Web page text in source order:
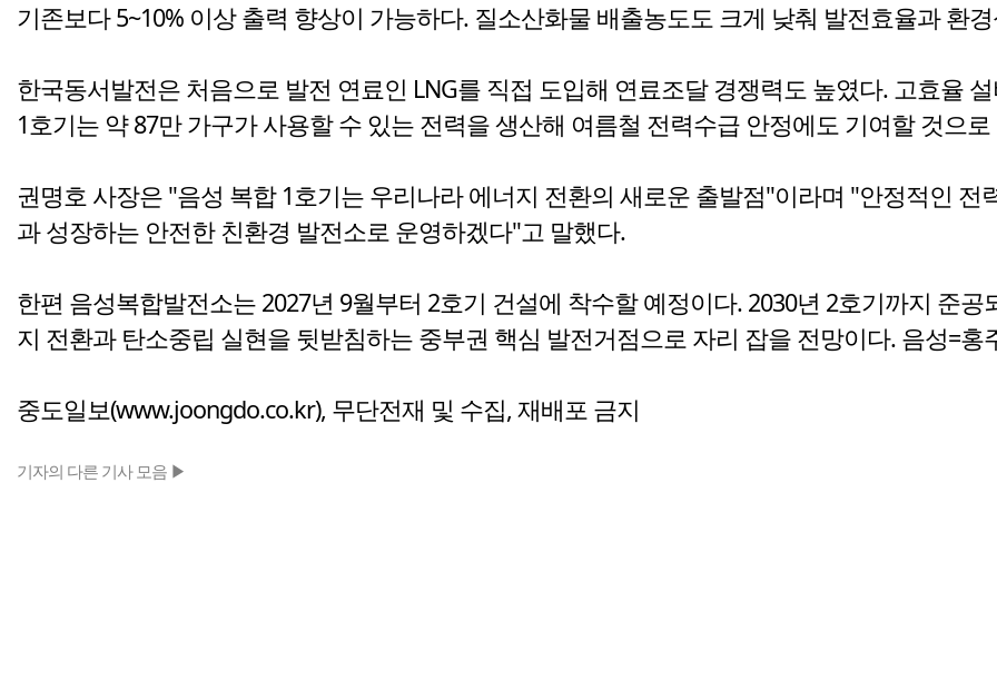
기존보다 5~10% 이상 출력 향상이 가능하다. 질소산화물 배출농도도 크게 낮춰 발전효율과 환
한국동서발전은 처음으로 발전 연료인 LNG를 직접 도입해 연료조달 경쟁력도 높였다. 고효율
1호기는 약 87만 가구가 사용할 수 있는 전력을 생산해 여름철 전력수급 안정에도 기여할 것으
권명호 사장은 "음성 복합 1호기는 우리나라 에너지 전환의 새로운 출발점"이라며 "안정적인
과 성장하는 안전한 친환경 발전소로 운영하겠다"고 말했다.
한편 음성복합발전소는 2027년 9월부터 2호기 건설에 착수할 예정이다. 2030년 2호기까지 준
지 전환과 탄소중립 실현을 뒷받침하는 중부권 핵심 발전거점으로 자리 잡을 전망이다. 음성=홍
중도일보(www.joongdo.co.kr), 무단전재 및 수집, 재배포 금지
기자의 다른 기사 모음 ▶